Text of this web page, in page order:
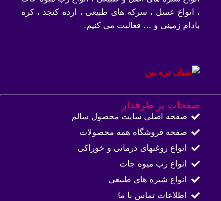
، انواع عسل ، سرکه های طبیعی ، ارده کنجد ، کره
بادام زمینی و … فعالیت می کنیم.
صفحات پر طرفدار
صفحه اصلی سایت محصول سالم
صفحه فروشگاه همه محصولات​
انواع روغنهای درمانی و خوراکی
انواع رب میوه جات
انواع شیره های طبیعی
اطلاعات تماس با ما​